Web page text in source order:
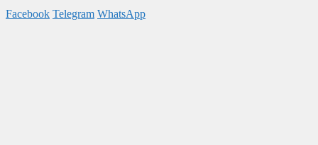
Facebook Telegram WhatsApp